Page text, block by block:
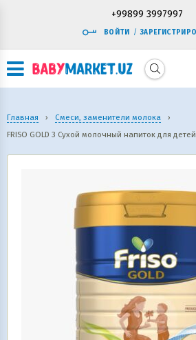
+99899 3997997
ВОЙТИ /
Главная › Смеси, заменители молока
›
FRISO GOLD 3 Сухой молочный напиток для